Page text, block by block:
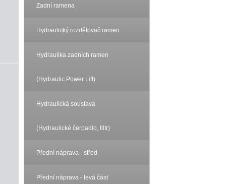
Zadní ramena
Hydraulický rozdělovač ramen
Hydraulika zadních ramen
(Hydraulic Power Lift)
Hydraulická soustava
(Hydraulické čerpadlo, filtr)
Přední náprava - střed
Přední náprava - levá část